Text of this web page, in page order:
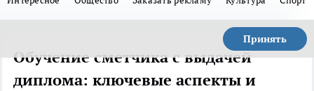
Принять
Обучение сметчика с выдачей
диплома: ключевые аспекты и